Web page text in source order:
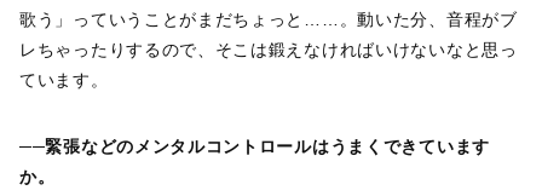
歌う」っていうことがまだちょっと……。動いた分、音程がブ
レちゃったりするので、そこは鍛えなければいけないなと思っ
ています。
──緊張などのメンタルコントロールはうまくできています
か。